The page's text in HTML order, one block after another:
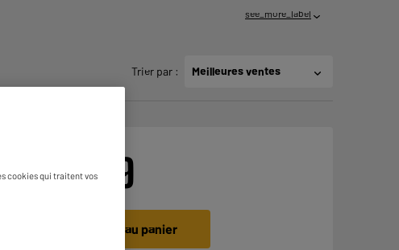
see_more_label
Trier par : Meilleures ventes
76 99
Ajouter au panier
cookies qui traitent vos